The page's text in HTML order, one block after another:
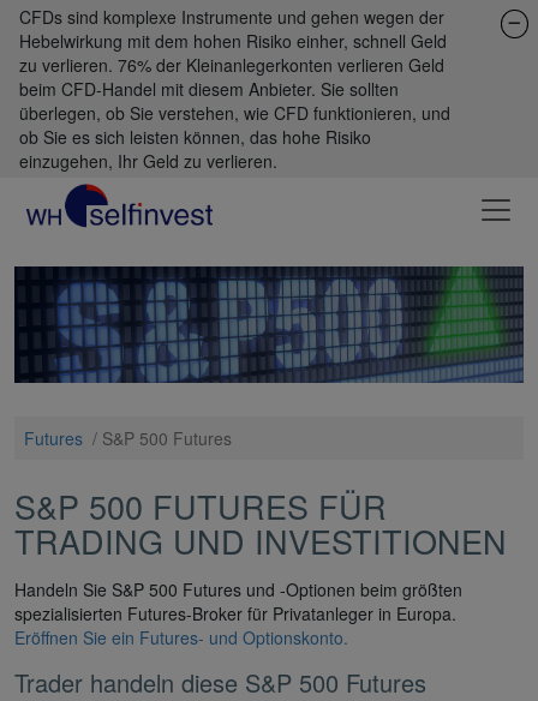
CFDs sind komplexe Instrumente und gehen wegen der
Hebelwirkung mit dem hohen Risiko einher, schnell Geld
zu verlieren. 76% der Kleinanlegerkonten verlieren Geld
beim CFD-Handel mit diesem Anbieter. Sie sollten
überlegen, ob Sie verstehen, wie CFD funktionieren, und
ob Sie es sich leisten können, das hohe Risiko
einzugehen, Ihr Geld zu verlieren.
Futures / S&P 500 Futures
S&P 500 FUTURES FÜR
TRADING UND INVESTITIONEN
Handeln Sie S&P 500 Futures und -Optionen beim größten
spezialisierten Futures-Broker für Privatanleger in Europa.
Eröffnen Sie ein Futures- und Optionskonto.
Trader handeln diese S&P 500 Futures